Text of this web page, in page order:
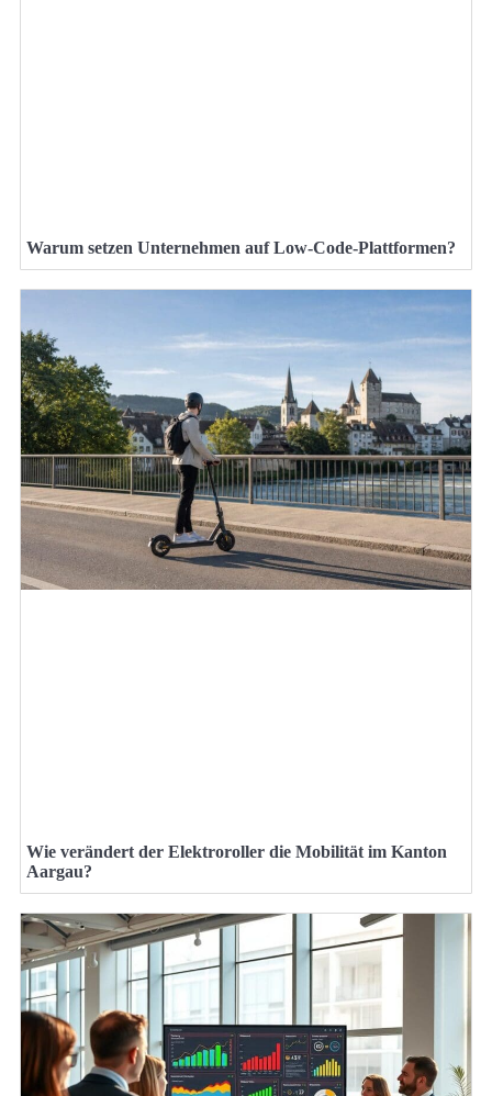
Warum setzen Unternehmen auf Low-Code-Plattformen?
Wie verändert der Elektroroller die Mobilität im Kanton
Aargau?